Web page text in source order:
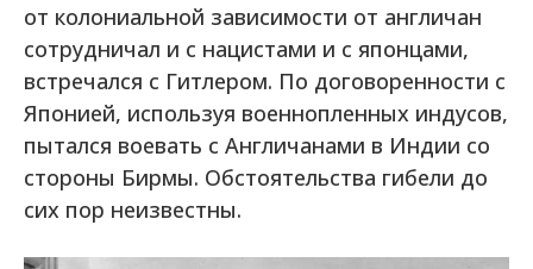
от колониальной зависимости от англичан
сотрудничал и с нацистами и с японцами,
встречался с Гитлером. По договоренности с
Японией, используя военнопленных индусов,
пытался воевать с Англичанами в Индии со
стороны Бирмы. Обстоятельства гибели до
сих пор неизвестны.